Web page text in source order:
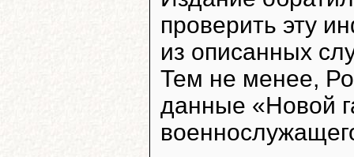
проверить эту
из описанных
Тем не менее,
данные «Новой